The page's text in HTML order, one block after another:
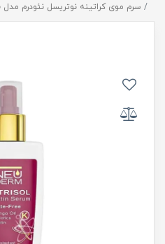
سرم موی کراتینه نوتریسل نئودرم مدل فاقد